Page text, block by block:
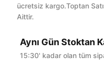
ücretsiz kargo.Toptan
Aittir.
Aynı Gün Stoktan
15:30' kadar olan tüm